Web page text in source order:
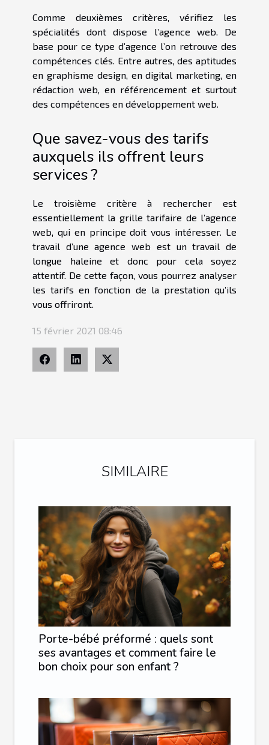
Comme deuxièmes critères, vérifiez les
spécialités dont dispose l’agence web. De
base pour ce type d’agence l’on retrouve des
compétences clés. Entre autres, des aptitudes
en graphisme design, en digital marketing, en
rédaction web, en référencement et surtout
des compétences en développement web.
Que savez-vous des tarifs
auxquels ils offrent leurs
services ?
Le troisième critère à rechercher est
essentiellement la grille tarifaire de l’agence
web, qui en principe doit vous intéresser. Le
travail d’une agence web est un travail de
longue haleine et donc pour cela soyez
attentif. De cette façon, vous pourrez analyser
les tarifs en fonction de la prestation qu’ils
vous offriront.
15 février 2021 08:46
SIMILAIRE
Porte-bébé préformé : quels sont
ses avantages et comment faire le
bon choix pour son enfant ?